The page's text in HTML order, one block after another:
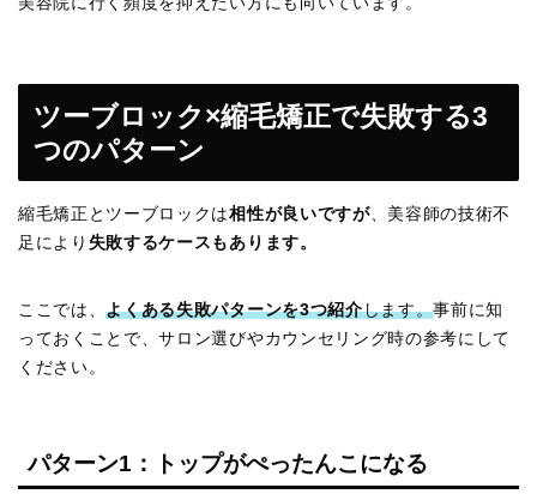
ツーブロック×縮毛矯正で失敗する3
つのパターン
縮毛矯正とツーブロックは相性が良いですが、美容師の技術不
足により 失敗するケースもあります。
ここでは、よくある失敗パターンを3つ紹介します。事前に知
っておくことで、サロン選びやカウンセリング時の参考にして
ください。
パターン1：トップがぺったんこになる